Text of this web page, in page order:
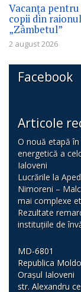
Vacanța
copii din
„Zâmbetul”
2 august 2026
Facebook
Articole
O nouă etapă
energetică a
Ialoveni
Lucrările la
Nimoreni –
mai complexe
Rezultate
instituțiile de
MD-6801
Republica
Orașul Ialoveni
str. Alexandru